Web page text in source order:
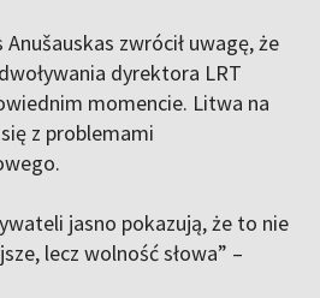
zwrócił uwagę, że
dyrektora LRT
momencie. Litwa na
z problemami
jasno pokazują, że to nie
lecz wolność słowa” –